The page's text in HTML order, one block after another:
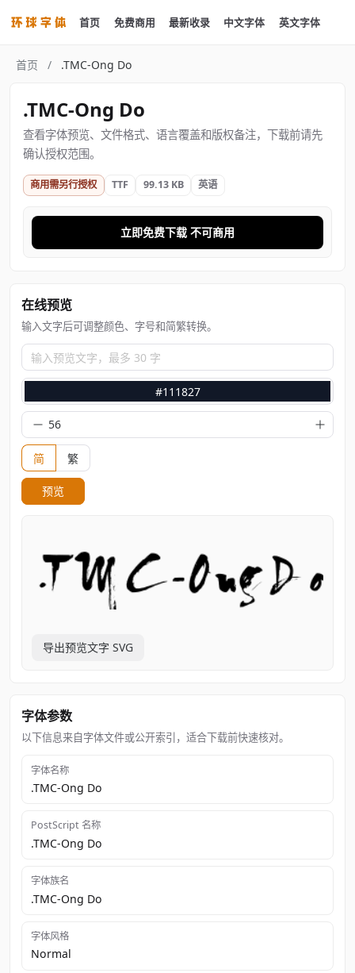
首页 免费商用 最新收录 中文字体 英文字体
首页 / .TMC-Ong Do
.TMC-Ong Do
查看字体预览、文件格式、语言覆盖和版权备注，下载前请先
确认授权范围。
商用需另行授权 TTF 99.13 KB 英语
立即免费下载 不可商用
在线预览
输入文字后可调整颜色、字号和简繁转换。
输入预览文字，最多 30 字
#111827
简 繁
预览
导出预览文字 SVG
字体参数
以下信息来自字体文件或公开索引，适合下载前快速核对。
字体名称
.TMC-Ong Do
PostScript 名称
.TMC-Ong Do
字体族名
.TMC-Ong Do
字体风格
Normal